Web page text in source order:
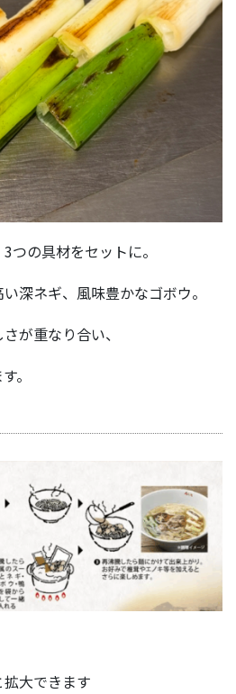
つの具材をセットに。
深ネギ、風味豊かなゴボウ。
が重なり合い、
。
大できます